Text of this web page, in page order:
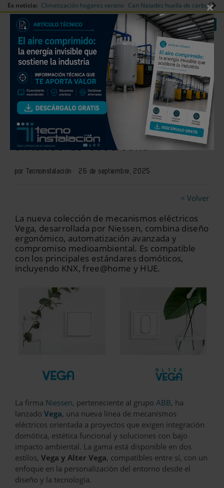
Es noticia: Climatización hogares verano Can Naiades huella de carbono
Redes Sociales Es noticia Login empresas Registro
Niessen lanza Vega: una gama
versátil y automatizable con
criterios de ecodiseño
por Tecnoinstalación 26 de septiembre, 2025
< Volver
La nueva colección de mecanismos eléctricos
Vega, desarrollada por Niessen, combina diseño
ergonómico, automatización avanzada y
compromiso medioambiental. Es compatible
con los principales estándares domóticos,
incluyendo KNX, free@home y HUE.
La firma Niessen, perteneciente al grupo ABB, ha
lanzado Vega, una nueva línea de mecanismos
eléctricos orientada a proyectos que exigen integración
domótica, estética funcional y soluciones con bajo
impacto ambiental. La gama está disponible en dos
estilos, Vega y Alter Vega, compatibles entre sí, con un
enfoque en la personalización del entorno desde el
diseño y la tecnología.
×